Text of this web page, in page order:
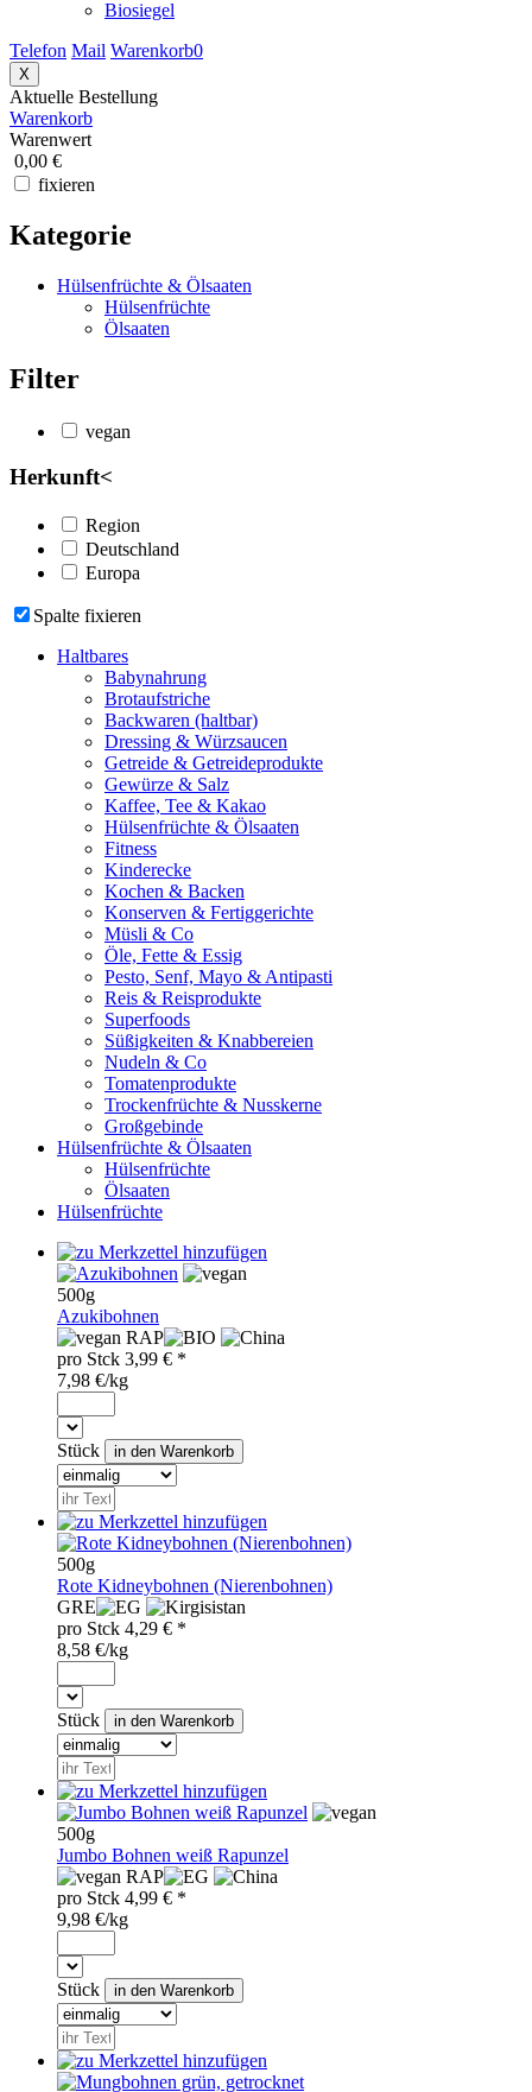
Biosiegel
Telefon Mail Warenkorb0
X
Aktuelle Bestellung
Warenkorb
Warenwert
0,00 €
fixieren
Kategorie
Hülsenfrüchte & Ölsaaten
Hülsenfrüchte
Ölsaaten
Filter
vegan
Herkunft<
Region
Deutschland
Europa
Spalte fixieren
Haltbares
Babynahrung
Brotaufstriche
Backwaren (haltbar)
Dressing & Würzsaucen
Getreide & Getreideprodukte
Gewürze & Salz
Kaffee, Tee & Kakao
Hülsenfrüchte & Ölsaaten
Fitness
Kinderecke
Kochen & Backen
Konserven & Fertiggerichte
Müsli & Co
Öle, Fette & Essig
Pesto, Senf, Mayo & Antipasti
Reis & Reisprodukte
Superfoods
Süßigkeiten & Knabbereien
Nudeln & Co
Tomatenprodukte
Trockenfrüchte & Nusskerne
Großgebinde
Hülsenfrüchte & Ölsaaten
Hülsenfrüchte
Ölsaaten
Hülsenfrüchte
500g
Azukibohnen
RAP
pro Stck 3,99 € *
7,98 €/kg
Stück
500g
Rote Kidneybohnen (Nierenbohnen)
GRE
pro Stck 4,29 € *
8,58 €/kg
Stück
500g
Jumbo Bohnen weiß Rapunzel
RAP
pro Stck 4,99 € *
9,98 €/kg
Stück